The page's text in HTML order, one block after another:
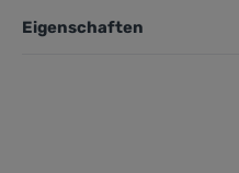
Eigenschaften